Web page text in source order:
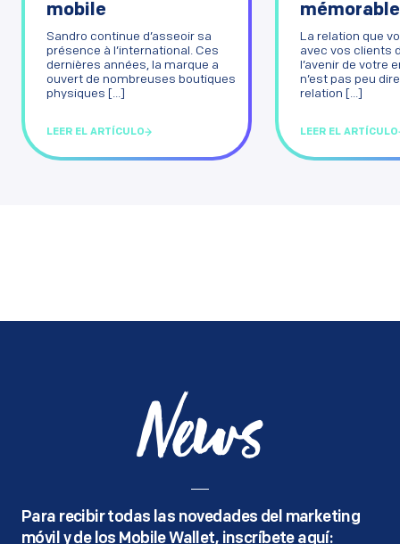
mobile
Sandro continue d’asseoir sa
présence à l’international. Ces
dernières années, la marque a
ouvert de nombreuses boutiques
physiques [...]
LEER EL ARTÍCULO
La relation que
avec vos clients
l’avenir de votre
n’est pas peu
relation [...]
LEER EL ARTÍCULO
News
Para recibir todas las novedades del marketing
móvil y de los Mobile Wallet, inscríbete aquí: